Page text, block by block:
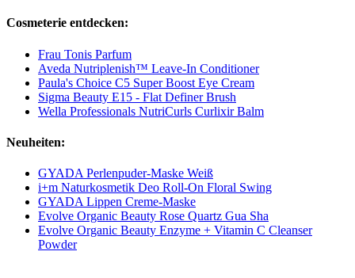
Cosmeterie entdecken:
Frau Tonis Parfum
Aveda Nutriplenish™ Leave-In Conditioner
Paula's Choice C5 Super Boost Eye Cream
Sigma Beauty E15 - Flat Definer Brush
Wella Professionals NutriCurls Curlixir Balm
Neuheiten:
GYADA Perlenpuder-Maske Weiß
i+m Naturkosmetik Deo Roll-On Floral Swing
GYADA Lippen Creme-Maske
Evolve Organic Beauty Rose Quartz Gua Sha
Evolve Organic Beauty Enzyme + Vitamin C Cleanser
Powder